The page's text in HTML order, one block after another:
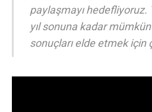
paylaşmayı hedefliyoruz.
yıl sonuna kadar
sonuçları elde etmek için